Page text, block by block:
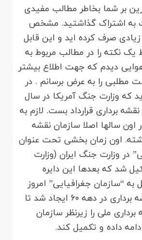
بر شما بخاطر مطالب مفیدی
به اشتراک گذاشتید. مشخص
صرف کرده اید و این قابل
نکته را در مطالب مربوط به
دیدم که جهت اطلاع بیشتر
مطلبی را به عرض برسانم . در
که وزارت جنگ آمریکا در سال
نقشه برداری قرارداد بست. لازم به
سالها اصلا سازمان نقشه
اون زمان بخشی تحت عنوان
در وزارت جنگ ایران (وزارت
شد که بعدها این دایره
به “سازمان جغرافیایی” امروز
شد. سازمان نقشه برداری در دهه 60 ایجاد شد تا
ملی را زیرنظر سازمان
داده و تکمیل کند.